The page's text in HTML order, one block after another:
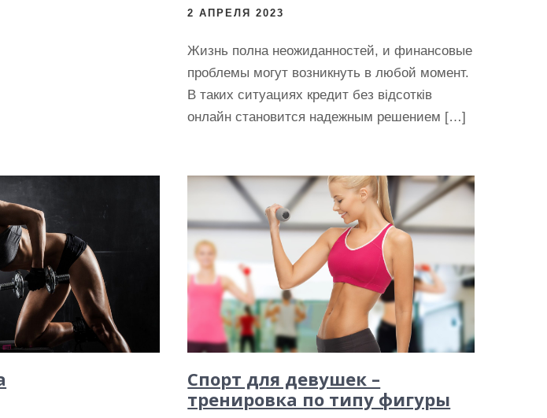
2 АПРЕЛЯ 2023
Жизнь полна неожиданностей, и финансовые
проблемы могут возникнуть в любой момент.
В таких ситуациях кредит без відсотків
онлайн становится надежным решением […]
Спорт для девушек –
тренировка по типу фигуры